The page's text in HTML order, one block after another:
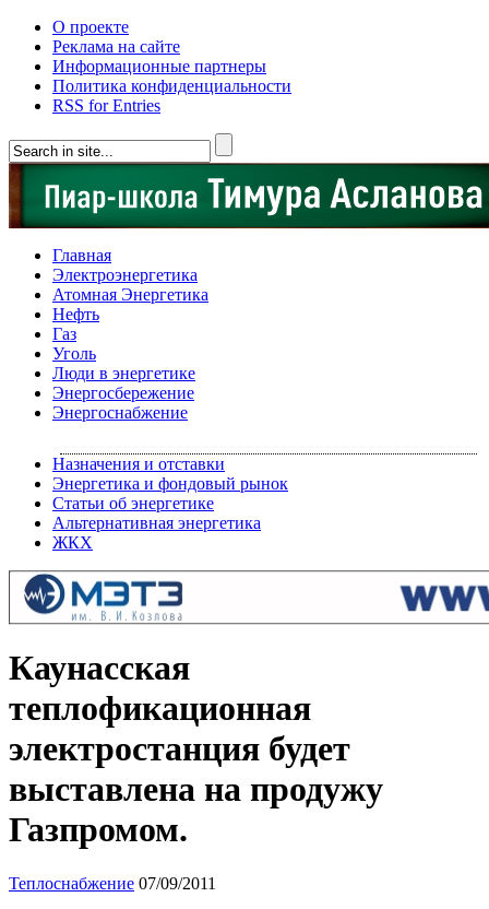
О проекте
Реклама на сайте
Информационные партнеры
Политика конфиденциальности
RSS for Entries
Главная
Электроэнергетика
Атомная Энергетика
Нефть
Газ
Уголь
Люди в энергетике
Энергосбережение
Энергоснабжение
Назначения и отставки
Энергетика и фондовый рынок
Статьи об энергетике
Альтернативная энергетика
ЖКХ
Каунасская
теплофикационная
электростанция будет
выставлена на продужу
Газпромом.
Теплоснабжение 07/09/2011